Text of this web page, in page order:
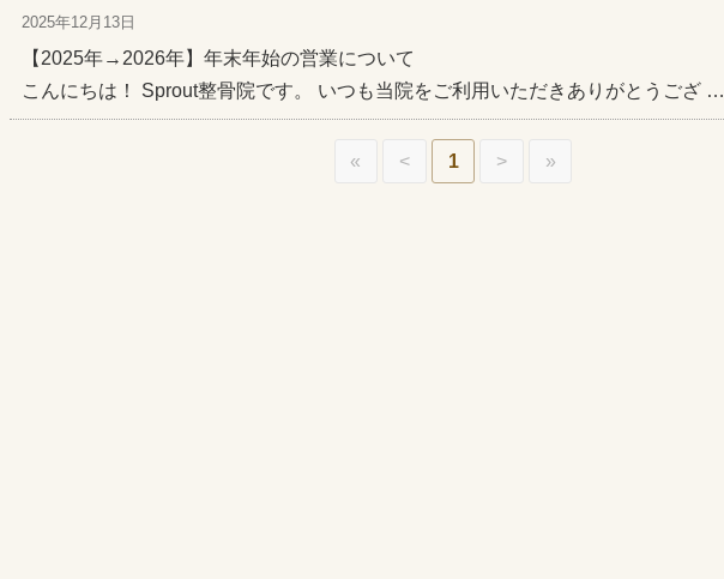
2025年12月13日
【2025年→2026年】年末年始の営業について
こんにちは！ Sprout整骨院です。 いつも当院をご利用いただきありがとうござ …
« < 1 > »